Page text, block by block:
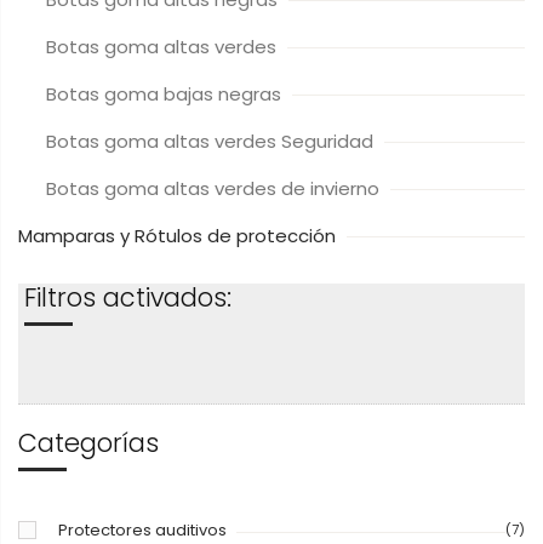
Botas goma altas verdes
Botas goma bajas negras
Botas goma altas verdes Seguridad
Botas goma altas verdes de invierno
Mamparas y Rótulos de protección
Filtros activados:
Categorías
Protectores auditivos (7)